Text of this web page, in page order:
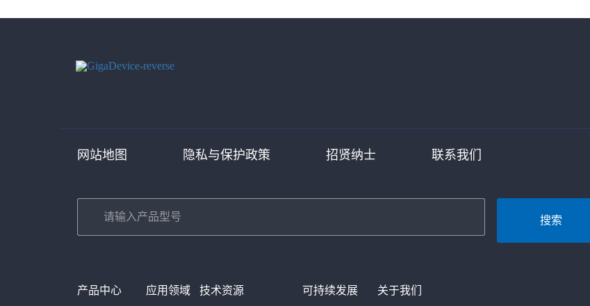
网站地图 隐私与保护政策 招贤纳士 联系我们
搜索
产品中心 应用领域 技术资源 可持续发展 关于我们